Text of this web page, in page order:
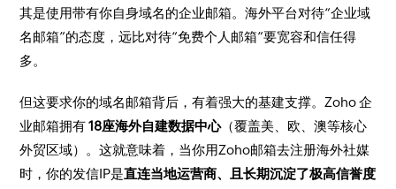
其是使用带有你自身域名的企业邮箱。海外平台对待“企业域
名邮箱”的态度，远比对待“免费个人邮箱”要宽容和信任得
多。
但这要求你的域名邮箱背后，有着强大的基建支撑。Zoho 企
业邮箱拥有18座海外自建数据中心（覆盖美、欧、澳等核心
外贸区域）。这就意味着，当你用Zoho邮箱去注册海外社媒
时，你的发信IP是直连当地运营商、且长期沉淀了极高信誉度